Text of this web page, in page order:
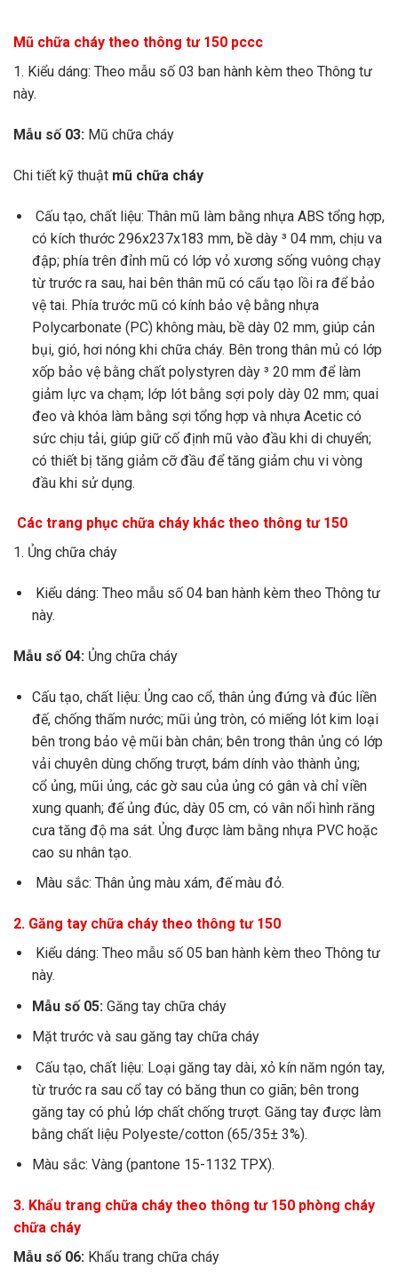
Mũ chữa cháy theo thông tư 150 pccc
1. Kiểu dáng: Theo mẫu số 03 ban hành kèm theo Thông tư
này.
Mẫu số 03: Mũ chữa cháy
Chi tiết kỹ thuật mũ chữa cháy
Cấu tạo, chất liệu: Thân mũ làm bằng nhựa ABS tổng hợp,
có kích thước 296x237x183 mm, bề dày ³ 04 mm, chịu va
đập; phía trên đỉnh mũ có lớp vỏ xương sống vuông chạy
từ trước ra sau, hai bên thân mũ có cấu tạo lồi ra để bảo
vệ tai. Phía trước mũ có kính bảo vệ bằng nhựa
Polycarbonate (PC) không màu, bề dày 02 mm, giúp cản
bụi, gió, hơi nóng khi chữa cháy. Bên trong thân mủ có lớp
xốp bảo vệ bằng chất polystyren dày ³ 20 mm để làm
giảm lực va chạm; lớp lót bằng sợi poly dày 02 mm; quai
đeo và khóa làm bằng sợi tổng hợp và nhựa Acetic có
sức chịu tải, giúp giữ cố định mũ vào đầu khi di chuyển;
có thiết bị tăng giảm cỡđầu để tăng giảm chu vi vòng
đầu khi sử dụng.
Các trang phục chữa cháy khác theo thông tư 150
1. Ủng chữa cháy
Kiểu dáng: Theo mẫu số 04 ban hành kèm theo Thông tư
này.
Mẫu số 04: Ủng chữa cháy
Cấu tạo, chất liệu: Ủng cao cổ, thân ủng đứng và đúc liền
đế, chống thấm nước; mũi ủng tròn, có miếng lót kim loại
bên trong bảo vệ mũi bàn chân; bên trong thân ủng có lớp
vải chuyên dùng chống trượt, bám dính vào thành ủng;
cổ ủng, mũi ủng, các gờ sau của ủng có gân và chỉ viền
xung quanh; đế ủng đúc, dày 05 cm, có vân nổi hình răng
cưa tăng độ ma sát. Ủng được làm bằng nhựa PVC hoặc
cao su nhân tạo.
Màu sắc: Thân ủng màu xám, đế màu đỏ.
2. Găng tay chữa cháy theo thông tư 150
Kiểu dáng: Theo mẫu số 05 ban hành kèm theo Thông tư
này.
Mẫu số 05: Găng tay chữa cháy
Mặt trước và sau găng tay chữa cháy
Cấu tạo, chất liệu: Loại găng tay dài, xỏ kín năm ngón tay,
từ trước ra sau cổ tay có băng thun co giãn; bên trong
găng tay có phủ lớp chất chống trượt. Găng tay được làm
bằng chất liệu Polyeste/cotton (65/35± 3%).
Màu sắc: Vàng (pantone 15-1132 TPX).
3. Khẩu trang chữa cháy theo thông tư 150 phòng cháy
chữa cháy
Mẫu số 06: Khẩu trang chữa cháy